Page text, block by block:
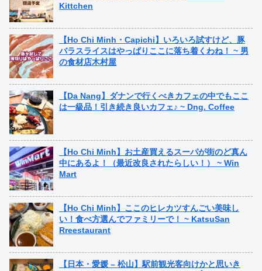
Kittchen
【Ho Chi Minh・Capichi】いろいろ試すけど、豚
バラスライスはやっぱりここに落ち着くわね！ ~ 男
の食材店木村屋
【Da Nang】ダナンで行くべきカフェの中でもここ
は一級品！引き続き良いカフェ♪ ~ Dng. Coffee
【Ho Chi Minh】お土産買えるスーパが街のど真ん
中にあるよ！（最近改良されたらしい！） ~ Win
Mart
【Ho Chi Minh】ここのヒレカツすんごい美味し
い！食べ方選んでファミリーで！ ~ KatsuSan
Rreestaurant
【日本・愛媛 – 松山】駅前観光客向けかと思いき